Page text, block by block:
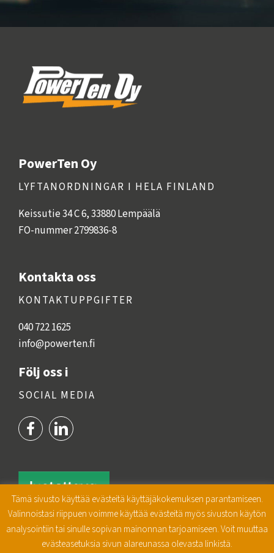
PowerTen Oy
LYFTANORDNINGAR I HELA FINLAND
Keissutie 34 C 6, 33880 Lempäälä
FO-nummer 2799836-8
Kontakta oss
KONTAKTUPPGIFTER
040 722 1625
info@powerten.fi
Följ oss i
SOCIAL MEDIA
Tämä sivusto käyttää evästeitä käyttäjäkokemuksen parantamiseen.
Valinnoistasi riippuen voimme käyttää evästeitä myös sivuston käytön
analysointiin tai sinulle sopivan mainonnan tarjoamiseen. Voit muuttaa
evästeasetuksia sivun alareunassa olevasta linkistä.